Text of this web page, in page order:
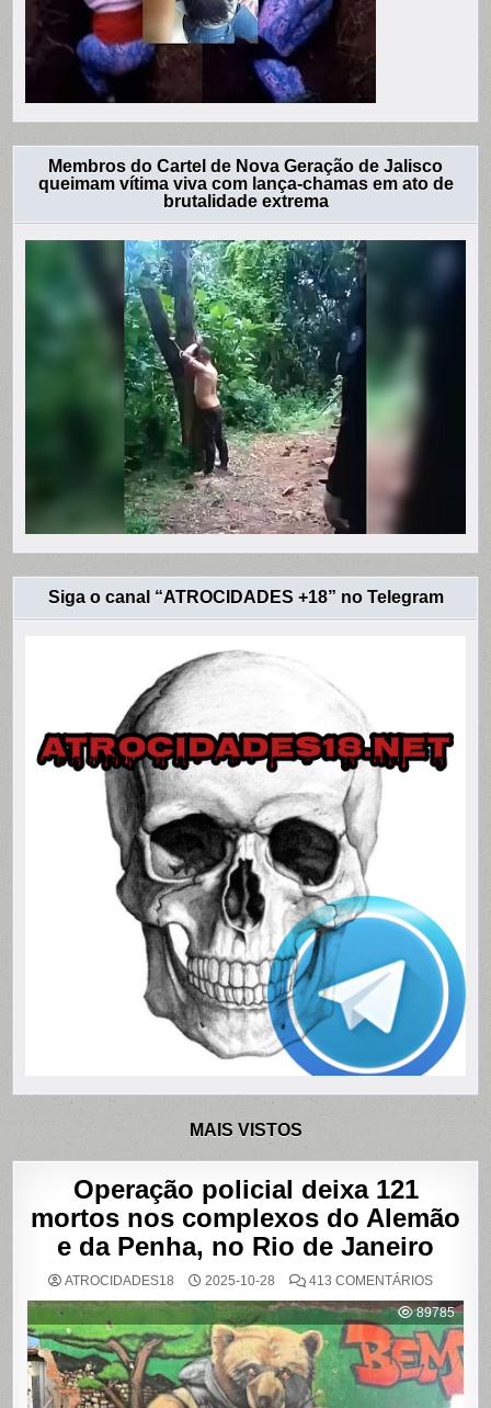
Membros do Cartel de Nova Geração de Jalisco
queimam vítima viva com lança-chamas em ato de
brutalidade extrema
Siga o canal “ATROCIDADES +18” no Telegram
MAIS VISTOS
Operação policial deixa 121
mortos nos complexos do Alemão
e da Penha, no Rio de Janeiro
ATROCIDADES18 2025-10-28 413 COMENTÁRIOSEM
POLICIAL
DEIXA
121
MORTOS
NOS
DO
ALEMÃO
89785